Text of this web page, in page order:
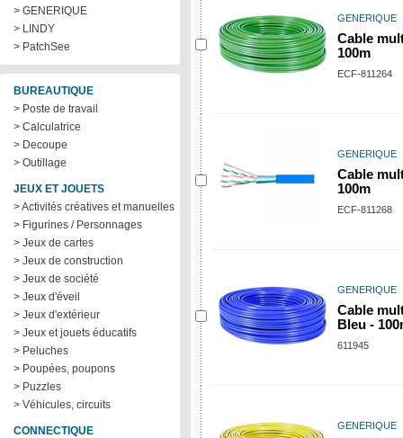
> GENERIQUE
> LINDY
> PatchSee
BUREAUTIQUE
> Poste de travail
> Calculatrice
> Decoupe
> Outillage
JEUX ET JOUETS
> Activités créatives et manuelles
> Figurines / Personnages
> Jeux de cartes
> Jeux de construction
> Jeux de société
> Jeux d'éveil
> Jeux d'extérieur
> Jeux et jouets éducatifs
> Peluches
> Poupées, poupons
> Puzzles
> Véhicules, circuits
CONNECTIQUE
GENERIQUE
Cable
100m
ECF-811264
GENERIQUE
Cable
100m
ECF-811268
GENERIQUE
Cable
Bleu -
611945
GENERIQUE